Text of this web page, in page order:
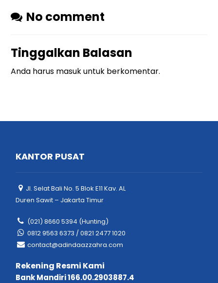
No comment
Tinggalkan Balasan
Anda harus masukuntuk berkomentar.
KANTOR PUSAT
Jl. Selat Bali No. 5 Blok E11 Kav. AL
Duren Sawit – Jakarta Timur
(021) 8660 5394 (Hunting)
0812 9563 6373 / 0821 2477 1020
contact@adindaazzahra.com
Rekening Resmi Kami
Bank Mandiri 166.00.2903887.4